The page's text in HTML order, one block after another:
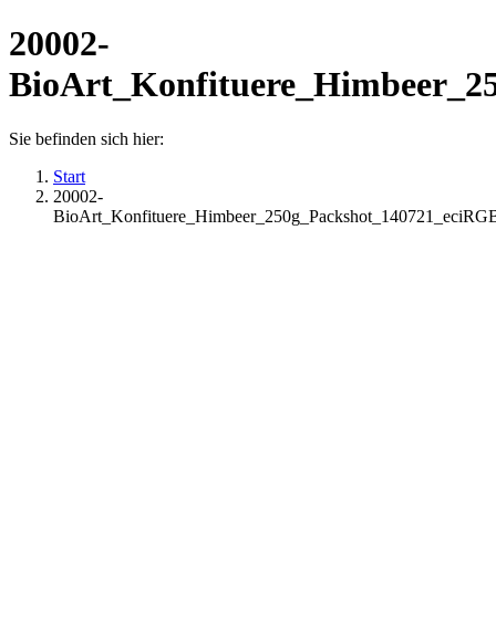
20002-
Sie befinden sich hier:
Start
20002-